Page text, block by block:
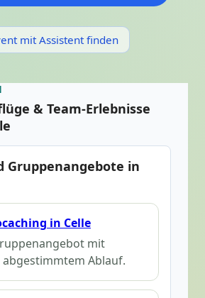
mit Assistent finden
& Team-Erlebnisse
Gruppenangebote in
in Celle
mit
Ablauf.